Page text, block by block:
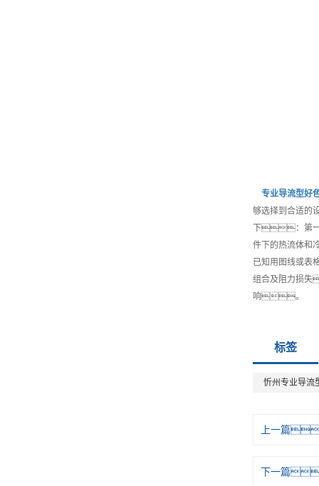
专业导流型好
够选择到合适的
下：第一
件下的热流体
已知用图线或
组合及阻力损失
响。
标签
忻州专业导流
上一篇
下一篇